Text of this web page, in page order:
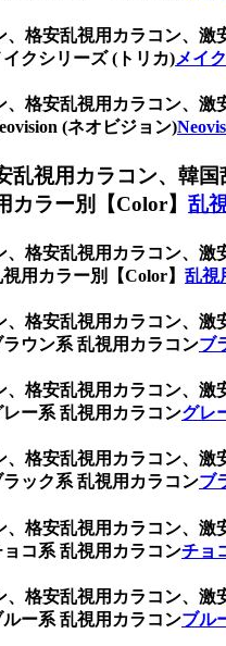
格安乱視用カラコン、
クシリーズ (トリカ)メイ
格安乱視用カラコン、
(ネオビジョン)
視用カラコン、韓
ラー別【Color】 乱
格安乱視用カラコン、
用カラー別【Color】 乱視
格安乱視用カラコン、
ウン系 乱視用カラコンブ
格安乱視用カラコン、
ー系 乱視用カラコングレ
格安乱視用カラコン、
ック系 乱視用カラコンブ
格安乱視用カラコン、
コ系 乱視用カラコンチョ
格安乱視用カラコン、
ー系 乱視用カラコンブル